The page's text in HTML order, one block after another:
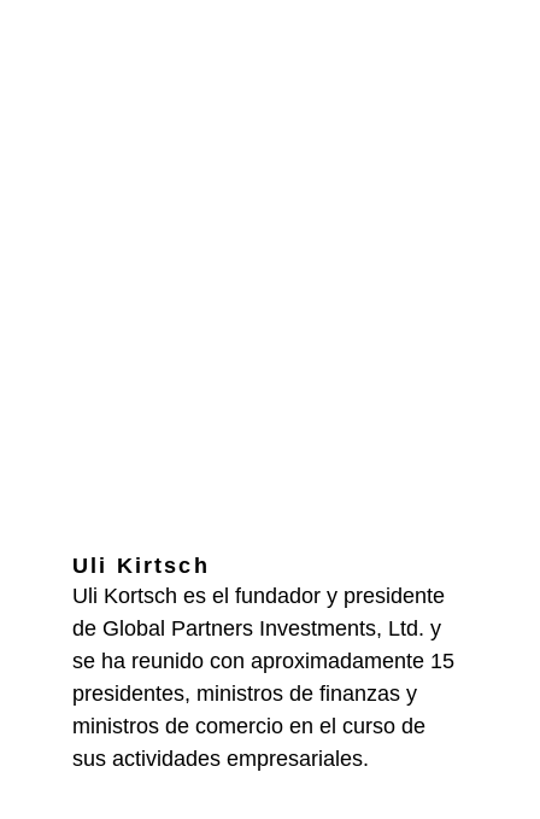
Uli Kirtsch
Uli Kortsch es el fundador y presidente
de Global Partners Investments, Ltd. y
se ha reunido con aproximadamente 15
presidentes, ministros de finanzas y
ministros de comercio en el curso de
sus actividades empresariales.